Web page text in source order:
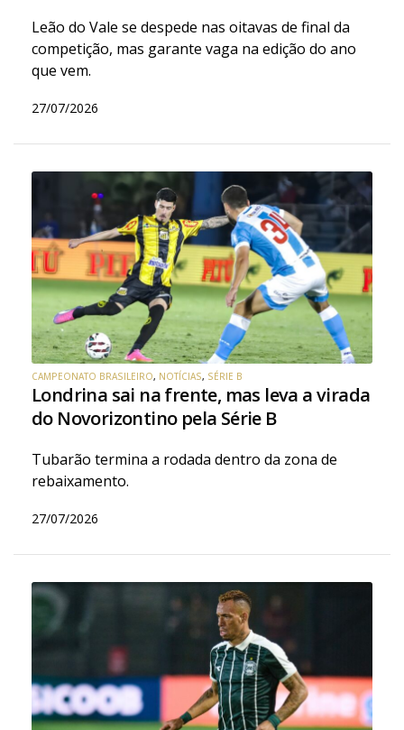
Leão do Vale se despede nas oitavas de final da
competição, mas garante vaga na edição do ano
que vem.
27/07/2026
CAMPEONATO BRASILEIRO, NOTÍCIAS, SÉRIE B
Londrina sai na frente, mas leva a virada
do Novorizontino pela Série B
Tubarão termina a rodada dentro da zona de
rebaixamento.
27/07/2026